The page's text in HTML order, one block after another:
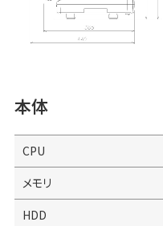
本体
CPU
メモリ
HDD